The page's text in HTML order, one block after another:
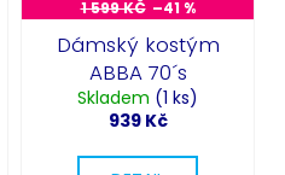
1 599 KČ –41 %
Dámský kostým
ABBA 70´s
Skladem (1 ks)
939 Kč